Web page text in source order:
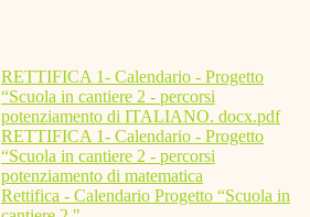
RETTIFICA 1- Calendario - Progetto
“Scuola in cantiere 2 - percorsi
potenziamento di ITALIANO. docx.pdf
RETTIFICA 1- Calendario - Progetto
“Scuola in cantiere 2 - percorsi
potenziamento di matematica
Rettifica - Calendario Progetto “Scuola in